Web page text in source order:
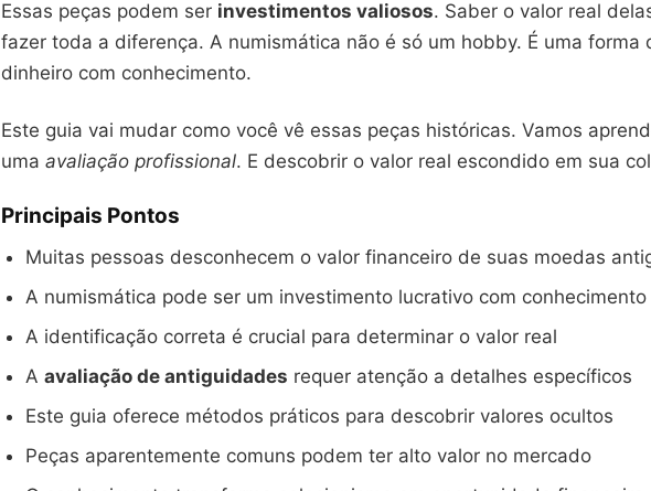
Essas peças podem ser investimentos valiosos. Saber o valor real
fazer toda a diferença. A numismática não é só um hobby. É uma forma
dinheiro com conhecimento.
Este guia vai mudar como você vê essas peças históricas. Vamos
uma avaliação profissional. E descobrir o valor real escondido em sua
Principais Pontos
Muitas pessoas desconhecem o valor financeiro de suas moedas
A numismática pode ser um investimento lucrativo com
A identificação correta é crucial para determinar o valor real
A avaliação de antiguidades requer atenção a detalhes específicos
Este guia oferece métodos práticos para descobrir valores ocultos
Peças aparentemente comuns podem ter alto valor no mercado